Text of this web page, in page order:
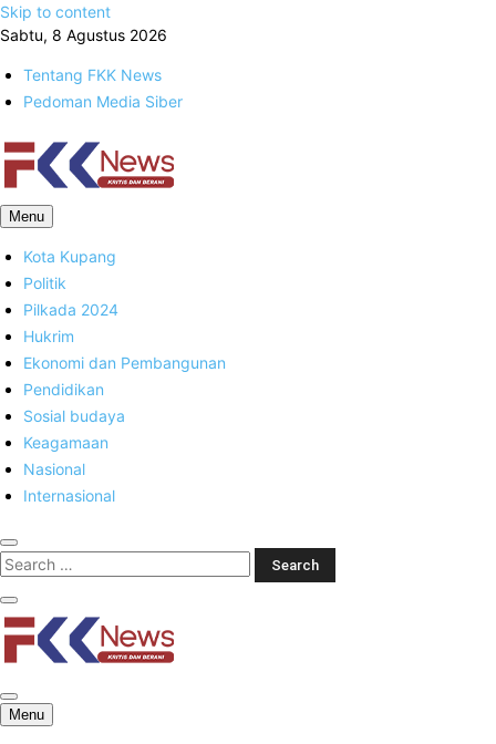
Skip to content
Sabtu, 8 Agustus 2026
Tentang FKK News
Pedoman Media Siber
FKK News
Menu
Kota Kupang
Politik
Pilkada 2024
Hukrim
Ekonomi dan Pembangunan
Pendidikan
Sosial budaya
Keagamaan
Nasional
Internasional
FKK News
Menu